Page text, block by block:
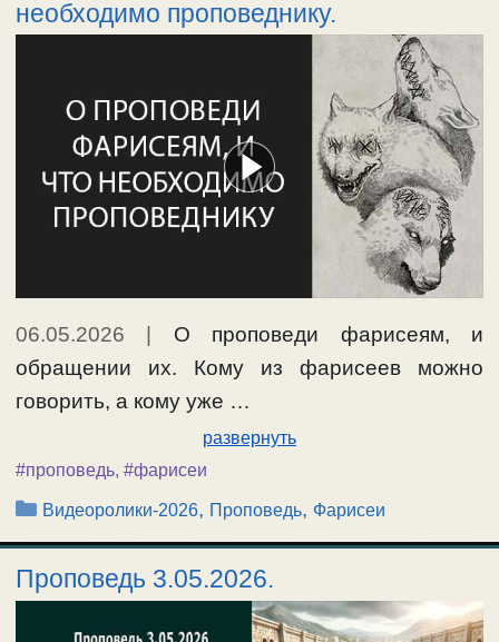
необходимо проповеднику.
06.05.2026
О проповеди фарисеям, и
обращении их. Кому из фарисеев можно
говорить, а кому уже …
развернуть
#проповедь, #фарисеи
Рубрики
Видеоролики-2026, Проповедь, Фарисеи
Проповедь 3.05.2026.